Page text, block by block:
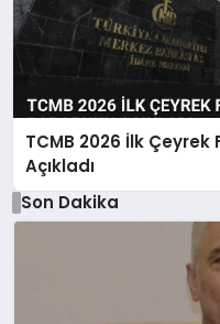
TCMB 2026 İlk
Açıkladı
Son Dakika